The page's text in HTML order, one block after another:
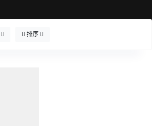
排序